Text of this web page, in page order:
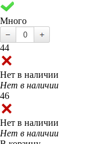
Много
44
Нет в наличии
Нет в наличии
46
Нет в наличии
Нет в наличии